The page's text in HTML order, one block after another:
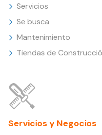
Servicios
Se busca
Mantenimiento
Tiendas de
Servicios y Negocios